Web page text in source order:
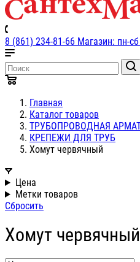
8 (861) 234-81-66 Магазин: пн-
Главная
Каталог товаров
ТРУБОПРОВОДНАЯ
КРЕПЕЖИ ДЛЯ ТРУБ
Хомут червячный
Цена
Метки товаров
Сбросить
Хомут червячный